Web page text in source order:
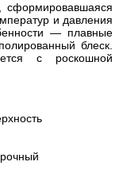
и давления
— плавные
блеск.
с роскошной